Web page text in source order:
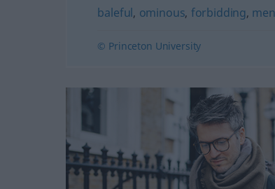
baleful, ominous, forbidding,
© Princeton University